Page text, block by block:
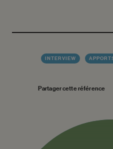
INTERVIEW
Partager cette référence